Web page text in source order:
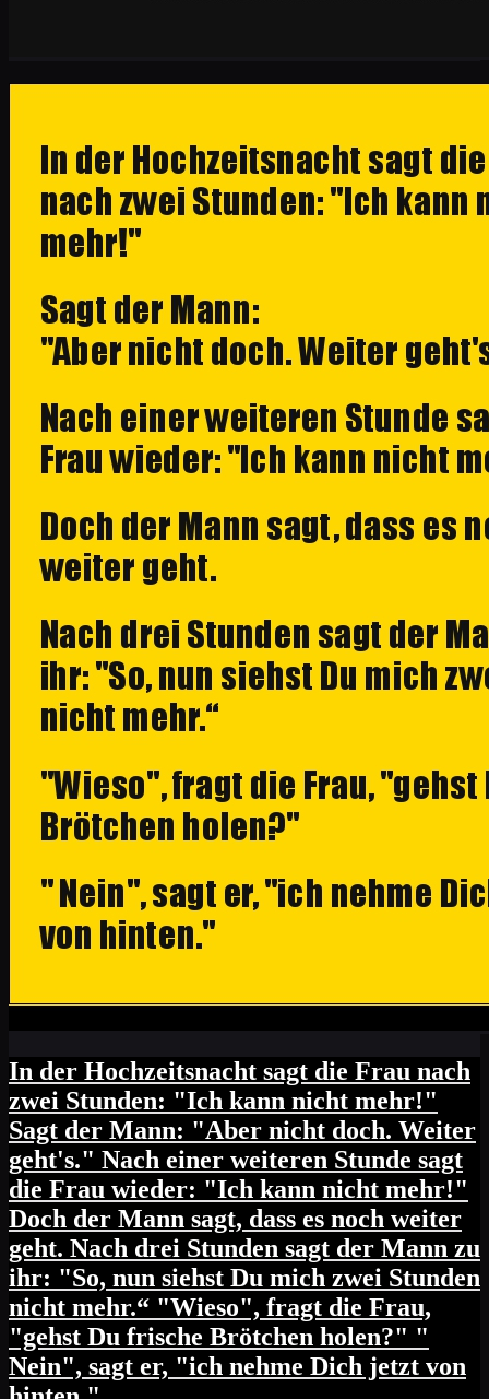
In der Hochzeitsnacht sagt die Frau nach
zwei Stunden: "Ich kann nicht mehr!"
Sagt der Mann: "Aber nicht doch. Weiter
geht's." Nach einer weiteren Stunde sagt
die Frau wieder: "Ich kann nicht mehr!"
Doch der Mann sagt, dass es noch weiter
geht. Nach drei Stunden sagt der Mann zu
ihr: "So, nun siehst Du mich zwei Stunden
nicht mehr.“ "Wieso", fragt die Frau,
"gehst Du frische Brötchen holen?" "
Nein", sagt er, "ich nehme Dich jetzt von